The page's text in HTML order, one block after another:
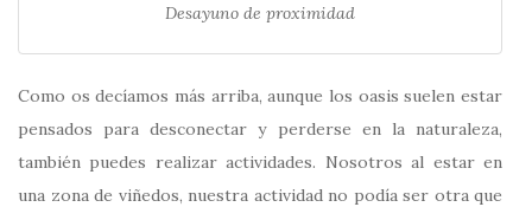
Desayuno de proximidad
Como os decíamos más arriba, aunque los oasis suelen estar
pensados para desconectar y perderse en la naturaleza,
también puedes realizar actividades. Nosotros al estar en
una zona de viñedos, nuestra actividad no podía ser otra que